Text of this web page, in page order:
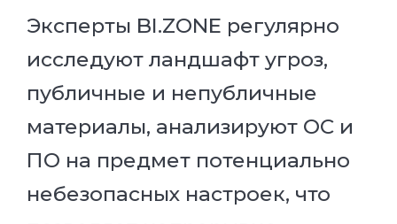
Эксперты BI.ZONE регулярно
исследуют ландшафт угроз,
публичные и непубличные
материалы, анализируют ОС и
ПО на предмет потенциально
небезопасных настроек, что